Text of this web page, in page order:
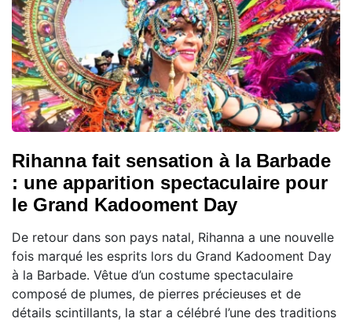
Rihanna fait sensation à la Barbade
: une apparition spectaculaire pour
le Grand Kadooment Day
De retour dans son pays natal, Rihanna a une nouvelle
fois marqué les esprits lors du Grand Kadooment Day
à la Barbade. Vêtue d’un costume spectaculaire
composé de plumes, de pierres précieuses et de
détails scintillants, la star a célébré l’une des traditions